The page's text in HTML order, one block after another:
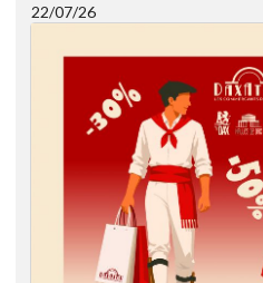
22/07/26